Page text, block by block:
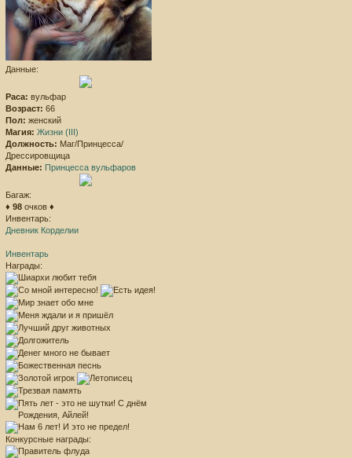
Данные:
Раса: вульфар
Возраст: 66
Пол: женский
Магия: Жизни (III)
Должность: Маг/Принцесса/
Дрессировщица
Данные: Принцесса вульфаров
Багаж:
♦ 98 очков ♦
Инвентарь:
Дневник Корделии
Инвентарь
Награды:
Конкурсные награды: